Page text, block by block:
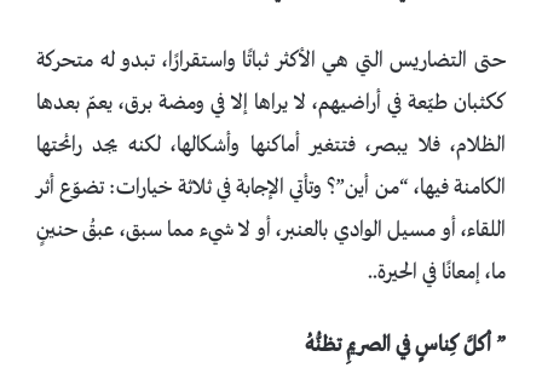
حتى التضاريس التي هي الأكثر ثباتًا واستقرارًا، تبدو له متحركة
ككثبان طيّعة في أراضيهم، لا يراها إلا في ومضة برق، يعمّ بعدها
الظلام، فلا يبصر، فتتغير أماكنها وأشكالها، لكنه يجد رائحتها
الكامنة فيها، “من أين”؟ وتأتي الإجابة في ثلاثة خيارات: تضوّع أثر
اللقاء، أو مسيل الوادي بالعنبر، أو لا شيء مما سبق، عبقُ حنينٍ
ما، إمعانًا في الحيرة..
” أكلَّ كِناسٍ في الصريمِ تظنُّهُ